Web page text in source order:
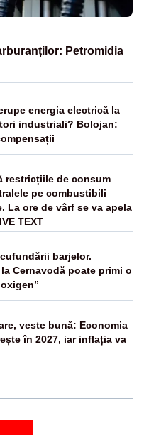
Petromidia
energia electrică la
industriali? Bolojan:
restricțiile de consum
pe combustibili
La ore de vârf se va apela
TEXT
barjelor.
Cernavodă poate primi o
veste bună: Economia
în 2027, iar inflația va